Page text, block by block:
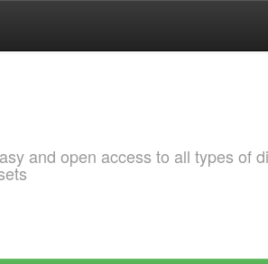
and open access to all types of